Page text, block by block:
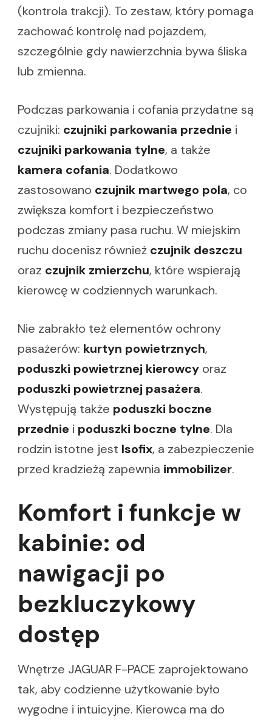
(kontrola trakcji). To zestaw, który pomaga
zachować kontrolę nad pojazdem,
szczególnie gdy nawierzchnia bywa śliska
lub zmienna.
Podczas parkowania i cofania przydatne są
czujniki: czujniki parkowania przednie i
czujniki parkowania tylne, a także
kamera cofania. Dodatkowo
zastosowano czujnik martwego pola, co
zwiększa komfort i bezpieczeństwo
podczas zmiany pasa ruchu. W miejskim
ruchu docenisz również czujnik deszczu
oraz czujnik zmierzchu, które wspierają
kierowcę w codziennych warunkach.
Nie zabrakło też elementów ochrony
pasażerów: kurtyn powietrznych,
poduszki powietrznej kierowcy oraz
poduszki powietrznej pasażera.
Występują także poduszki boczne
przednie i poduszki boczne tylne. Dla
rodzin istotne jest Isofix, a zabezpieczenie
przed kradzieżą zapewnia immobilizer.
Komfort i funkcje w
kabinie: od
nawigacji po
bezkluczykowy
dostęp
Wnętrze JAGUAR F-PACE zaprojektowano
tak, aby codzienne użytkowanie było
wygodne i intuicyjne. Kierowca ma do